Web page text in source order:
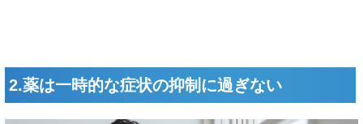
2.薬は一時的な症状の抑制に過ぎない